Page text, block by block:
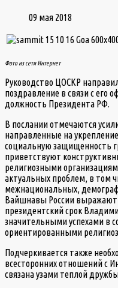
09 мая 2018
Фото из сети Интернет
Руководство ЦОСКР
поздравление в связи с его
должность Президента РФ.
В послании отмечаются
направленные на
социальную защищенность
приветствуют
религиозными
актуальных проблем, в том
межнациональных,
Вайшнавы России выражают
президентский срок
значительными успехами в
ориентированными
Подчеркивается также
всесторонних отношений с
связана узами теплой